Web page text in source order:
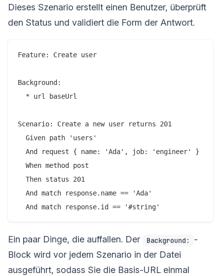
Dieses Szenario erstellt einen Benutzer, überprüft
den Status und validiert die Form der Antwort.
Feature: Create user
Background:
  * url baseUrl
Scenario: Create a new user returns 201
  Given path 'users'
  And request { name: 'Ada', job: 'engineer' }
  When method post
  Then status 201
  And match response.name == 'Ada'
Ein paar Dinge, die auffallen. Der Background:
-
Block wird vor jedem Szenario in der Datei
ausgeführt, sodass Sie die Basis-URL einmal